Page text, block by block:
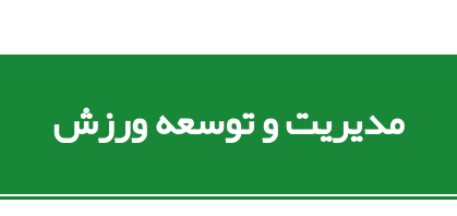
مدیریت و توسعه ورزش